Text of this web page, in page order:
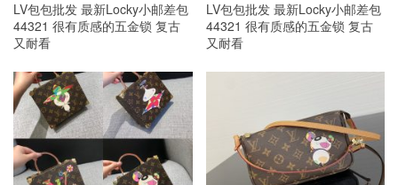
LV包包批发 最新Locky小邮差包
44321 很有质感的五金锁 复古
又耐看
LV包包批发 最新Locky小邮差包
44321 很有质感的五金锁 复古
又耐看